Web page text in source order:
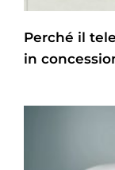
Perché il
in